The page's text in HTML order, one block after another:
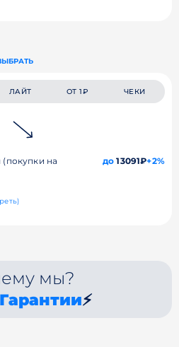
ЛАЙТ ОТ 1₽ ЧЕКИ
(покупки на
до 13091₽+2%
мы?
Гарантии⚡